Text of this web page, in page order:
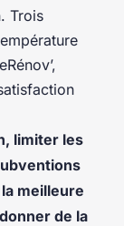
Trois
limiter les
meilleure
de la